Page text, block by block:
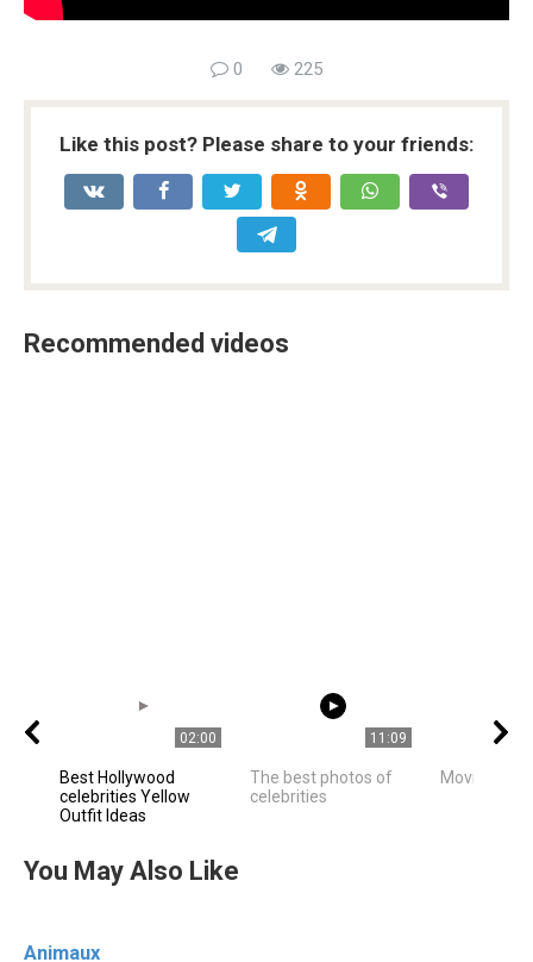
0 225
Like this post? Please share to your friends:
Recommended videos
02:00
Best Hollywood
celebrities Yellow
Outfit Ideas
11:09
The best photos of
celebrities
Movie
You May Also Like
Animaux